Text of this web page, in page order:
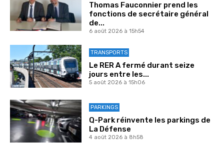
Thomas Fauconnier prend les
fonctions de secrétaire général
de...
6 août 2026 à 15h54
TRANSPORTS
Le RER A fermé durant seize
jours entre les...
5 août 2026 à 15h06
PARKINGS
Q-Park réinvente les parkings de
La Défense
4 août 2026 à 8h58